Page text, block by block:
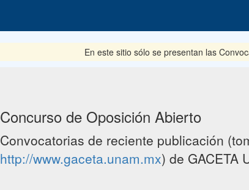
En este sitio sólo se presentan las
Concurso de Oposición Abierto
Convocatorias de reciente publicación
http://www.gaceta.unam.mx) de GACETA